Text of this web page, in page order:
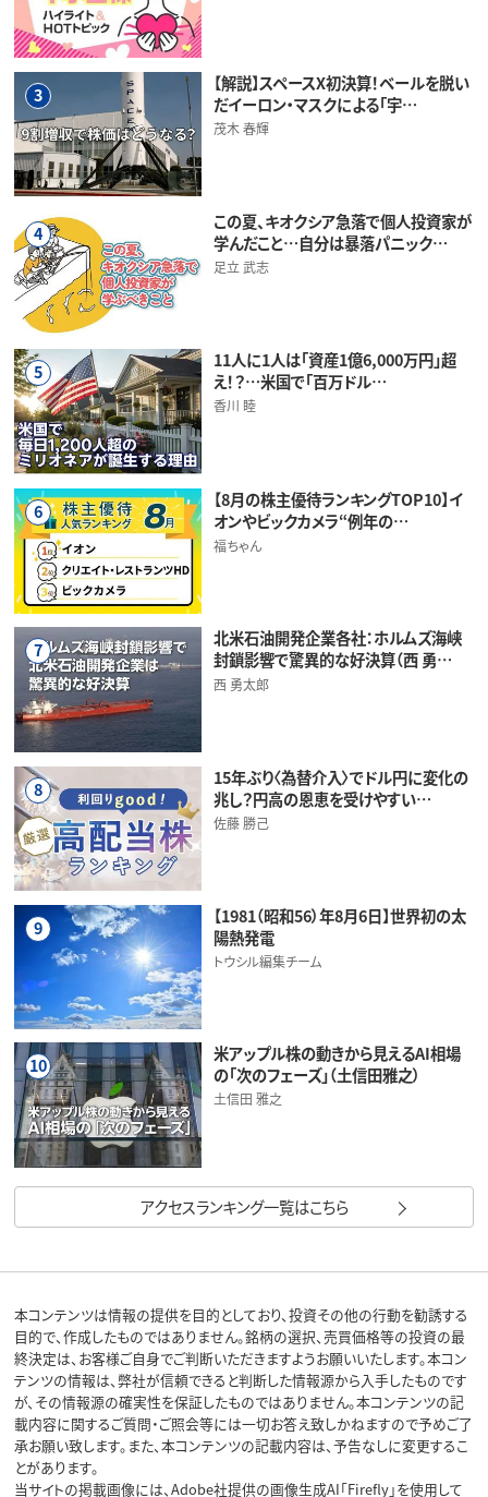
3
【解説】スペースX初決算！ベールを脱い
だイーロン・マスクによる「宇…
茂木 春輝
4
この夏、キオクシア急落で個人投資家が
学んだこと…自分は暴落パニック…
足立 武志
5
11人に1人は「資産1億6,000万円」超
え！？…米国で「百万ドル…
香川 睦
6
【8月の株主優待ランキングTOP10】イ
オンやビックカメラ“例年の…
福ちゃん
7
北米石油開発企業各社：ホルムズ海峡
封鎖影響で驚異的な好決算（西 勇…
西 勇太郎
8
15年ぶり〈為替介入〉でドル円に変化の
兆し？円高の恩恵を受けやすい…
佐藤 勝己
9
【1981（昭和56）年8月6日】世界初の太
陽熱発電
トウシル編集チーム
10
米アップル株の動きから見えるAI相場
の「次のフェーズ」（土信田雅之）
土信田 雅之
アクセスランキング一覧はこちら
本コンテンツは情報の提供を目的としており、投資その他の行動を勧誘する
目的で、作成したものではありません。銘柄の選択、売買価格等の投資の最
終決定は、お客様ご自身でご判断いただきますようお願いいたします。本コン
テンツの情報は、弊社が信頼できると判断した情報源から入手したものです
が、その情報源の確実性を保証したものではありません。本コンテンツの記
載内容に関するご質問・ご照会等には一切お答え致しかねますので予めご了
承お願い致します。また、本コンテンツの記載内容は、予告なしに変更するこ
とがあります。
当サイトの掲載画像には、Adobe社提供の画像生成AI「Firefly」を使用して